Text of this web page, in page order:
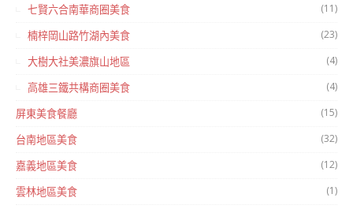
七賢六合南華商圈美食 (11)
楠梓岡山路竹湖內美食 (23)
大樹大社美濃旗山地區 (4)
高雄三鐵共構商圈美食 (4)
屏東美食餐廳 (15)
台南地區美食 (32)
嘉義地區美食 (12)
雲林地區美食 (1)